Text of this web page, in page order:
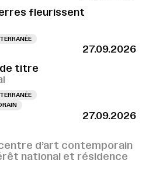
fleurissent
27.09.2026
de titre
27.09.2026
d’art contemporain
national et résidence